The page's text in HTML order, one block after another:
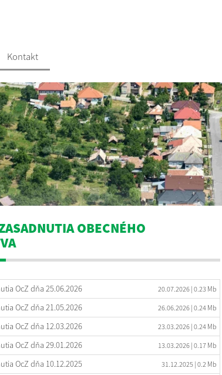
Kontakt
OBECNÉHO
OcZ dňa 25.06.2026 20.07.2026| 0.23 Mb
OcZ dňa 21.05.2026 26.06.2026| 0.24 Mb
OcZ dňa 12.03.2026 23.03.2026| 0.24 Mb
OcZ dňa 29.01.2026 13.03.2026| 0.17 Mb
OcZ dňa 10.12.2025 31.12.2025| 0.2 Mb